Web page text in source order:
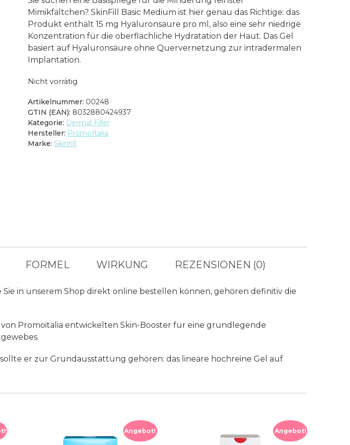
Mimikfältchen? SkinFill Basic Medium ist hier genau das Richtige: das
Produkt enthält 15 mg Hyaluronsäure pro ml, also eine sehr niedrige
Konzentration für die oberflächliche Hydratation der Haut. Das Gel
basiert auf Hyaluronsäure ohne Quervernetzung zur intradermalen
Implantation.
Nicht vorrätig
Artikelnummer: 00248
GTIN (EAN): 8032880424937
Kategorie: Dermal Filler
Hersteller: PromoItalia
Marke: Skinfill
FORMEL WIRKUNG REZENSIONEN (0)
in unserem Shop direkt online bestellen können, gehören definitiv die
Promoitalia entwickelten Skin-Booster für eine grundlegende
er zur Grundausstattung gehören: das lineare hochreine Gel auf
Angebot! Angebot!